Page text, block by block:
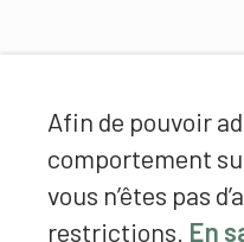
Afin de pouvoir
comportement
vous n’êtes pas
restrictions. En